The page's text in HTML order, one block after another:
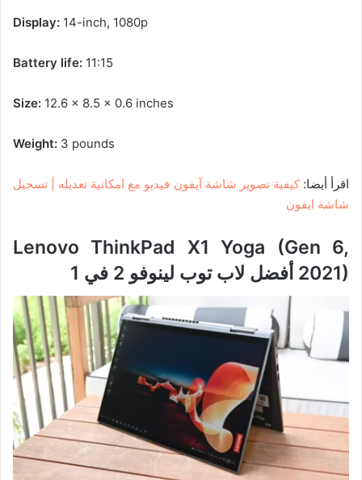
Display: 14-inch, 1080p
Battery life: 11:15
Size: 12.6 x 8.5 x 0.6 inches
Weight: 3 pounds
اقرأ أيضا:كيفية تصوير شاشة آيفون فيديو مع امكانية تعديله | تسجيل
شاشة ايفون
Lenovo ThinkPad X1 Yoga (Gen 6,
2021) أفضل لاب توب لينوفو 2 في 1